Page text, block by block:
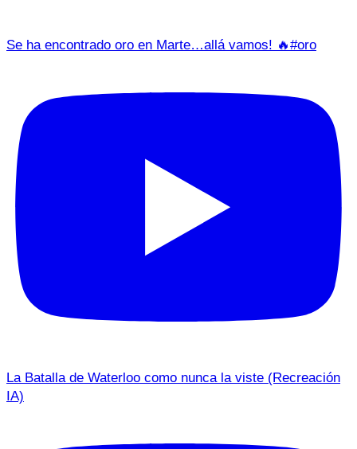
Se ha encontrado oro en Marte…allá vamos! 🔥#oro
La Batalla de Waterloo como nunca la viste (Recreación
IA)